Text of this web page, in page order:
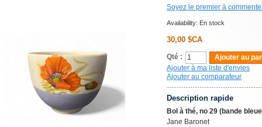
Soyez le premier à
Availability: En stock
30,00 $CA
Qté : Ajouter au
Ajouter à ma liste d'envies
Ajouter au comparateur
Description rapide
Bol à thé, no 29 (bande
Jane Baronet